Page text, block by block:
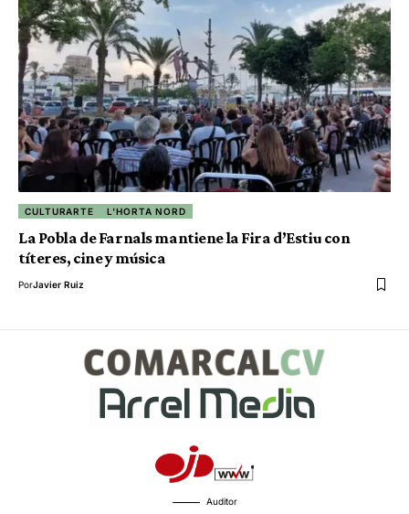
CULTURARTE L'HORTA NORD
La Pobla de Farnals mantiene la Fira d’Estiu con
títeres, cine y música
PorJavier Ruiz
Auditor